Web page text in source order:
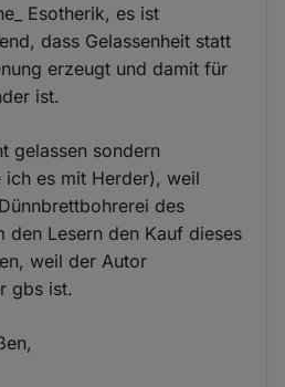
Esotherik, es ist
dass Gelassenheit statt
erzeugt und damit für
ist.
gelassen sondern
ich es mit Herder), weil
des
den Lesern den Kauf dieses
weil der Autor
gbs ist.